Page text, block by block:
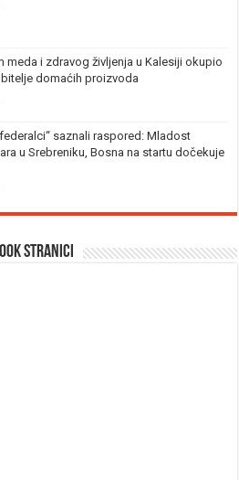
meda i zdravog življenja u Kalesiji okupio
domaćih proizvoda
saznali raspored: Mladost
u Srebreniku, Bosna na startu dočekuje
stranici